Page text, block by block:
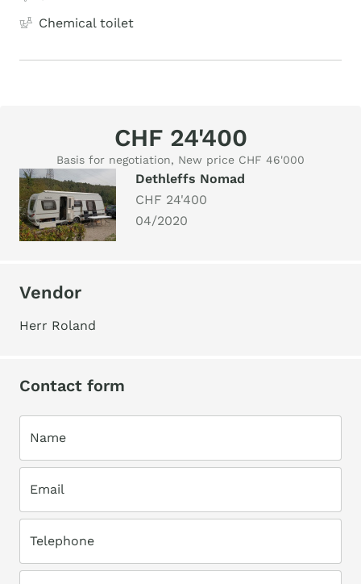
Chemical toilet
CHF 24'400
Basis for negotiation, New price CHF 46'000
Dethleffs Nomad
CHF 24'400
04/2020
Vendor
Herr Roland
Contact form
Name
Email
Telephone